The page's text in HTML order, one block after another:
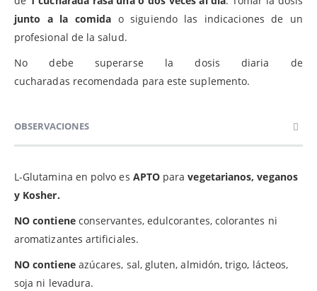
junto a la comida o siguiendo las indicaciones de un
profesional de la salud.
No debe superarse la dosis diaria de
cucharadas recomendada para este suplemento.
OBSERVACIONES
L-Glutamina en polvo es APTO paravegetarianos, veganos
y Kosher.
NO contieneconservantes, edulcorantes, colorantes ni
aromatizantes artificiales.
NO contieneazúcares, sal, gluten, almidón, trigo, lácteos,
soja ni levadura.